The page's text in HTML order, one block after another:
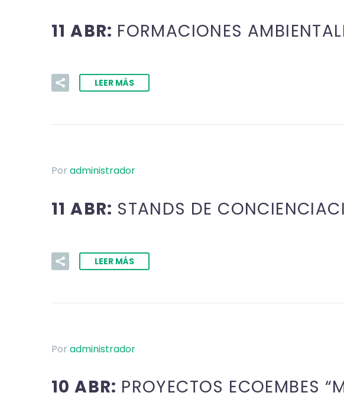
11 ABR: FORMACIONES
LEER MÁS
Por administrador
11 ABR: STANDS DE
LEER MÁS
Por administrador
10 ABR: PROYECTOS ECOEMBES